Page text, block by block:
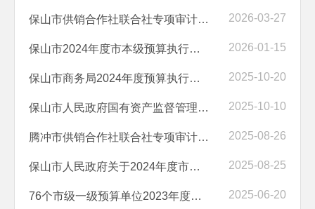
保山市供销合作社联合社专项审计调查结果公示 2026-03-27
保山市2024年度市本级预算执行和其他财政收支审计查出问题整改情况的报... 2026-01-15
保山市商务局2024年度预算执行情况和其他财政收支情况审计结果公告 2025-10-20
保山市人民政府国有资产监督管理委员会2024年度预算执行情况和决算及其... 2025-10-10
腾冲市供销合作社联合社专项审计调查情况审计项目结果公告 2025-08-26
保山市人民政府关于2024年度市本级预算执行和其他财政收支情况的审计工... 2025-08-25
76个市级一级预算单位2023年度应收应付款项及结余结转资金情况专项审计... 2025-06-20